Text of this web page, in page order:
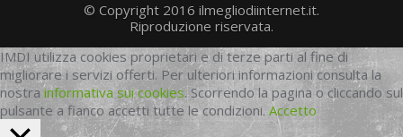
© Copyright 2016 ilmegliodiinternet.it.
Riproduzione riservata.
IMDI utilizza cookies proprietari e di terze parti al fine di
migliorare i servizi offerti. Per ulteriori informazioni consulta la
nostrainformativa sui cookies. Scorrendo la pagina o cliccando sul
pulsante a fianco accetti tutte le condizioni.Accetto